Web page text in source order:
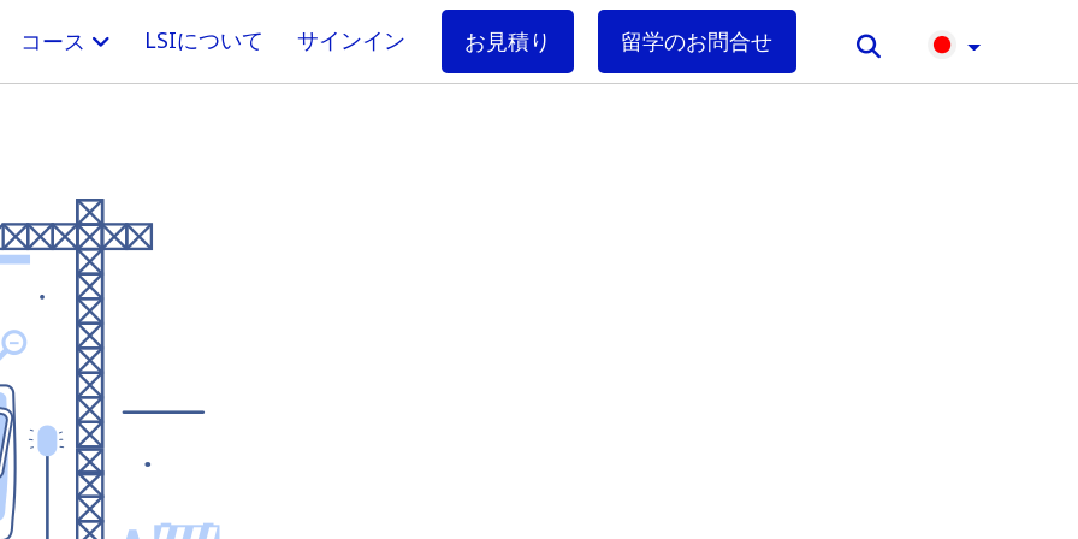
コース LSIについて サインイン お見積り 留学のお問合せ